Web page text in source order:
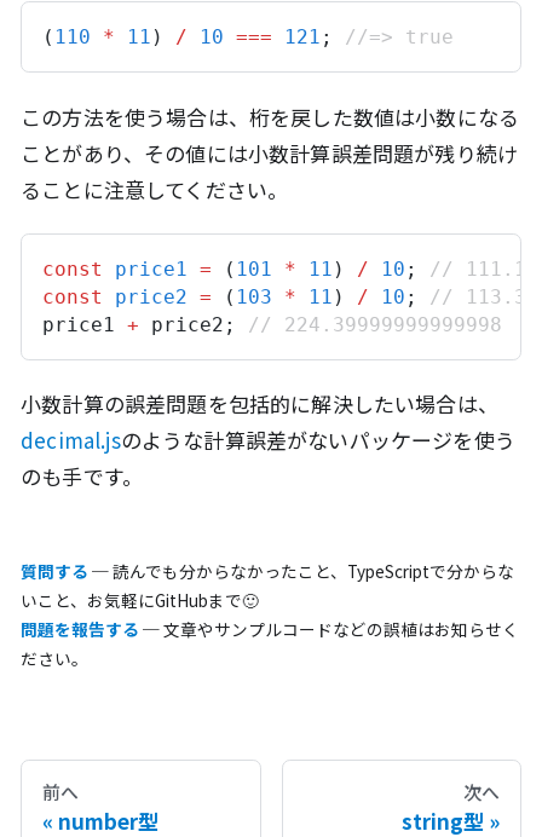
( 110 * 11 ) / 10 === 121 ; //=> true
この方法を使う場合は、桁を戻した数値は小数になる
ことがあり、その値には小数計算誤差問題が残り続け
ることに注意してください。
const price1 = ( 101 * 11 ) / 10 ; // 111.1
const
price2 = ( 103 * 11 ) / 10 ; // 113.3
price1 + price2 ; // 224.39999999999998
小数計算の誤差問題を包括的に解決したい場合は、
decimal.jsのような計算誤差がないパッケージを使う
のも手です。
質問する ─ 読んでも分からなかったこと、TypeScriptで分からな
いこと、お気軽にGitHubまで🙂
問題を報告する ─ 文章やサンプルコードなどの誤植はお知らせく
ださい。
前へ
number型
次へ
string型